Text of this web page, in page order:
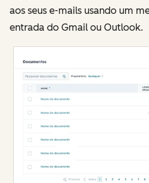
aos seus e-mails usando um
entrada do Gmail ou Outlook.